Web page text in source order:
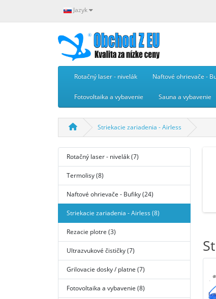
Jazyk
Rotačný laser - nivelák Naftové ohrievače -
Fotovoltaika a vybavenie Sauna a vybavenie
Striekacie zariadenia - Airless
Rotačný laser - nivelák (7)
Termolisy (8)
Naftové ohrievače - Bufiky (24)
Striekacie zariadenia - Airless (8)
Rezacie plotre (3)
Ultrazvukové čističky (7)
Grilovacie dosky / platne (7)
Fotovoltaika a vybavenie (8)